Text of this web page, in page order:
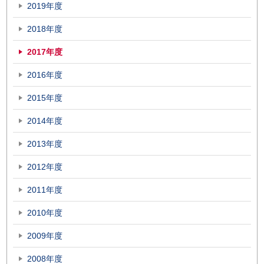
2019年度
2018年度
2017年度
2016年度
2015年度
2014年度
2013年度
2012年度
2011年度
2010年度
2009年度
2008年度